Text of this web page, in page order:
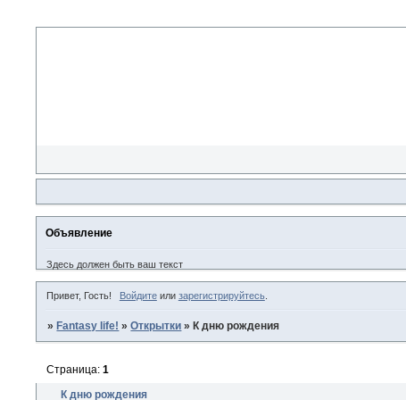
Объявление
Здесь должен быть ваш текст
Привет, Гость! Войдитеили зарегистрируйтесь.
»Fantasy life! »Открытки »К дню рождения
К дню рождения
Страница:1